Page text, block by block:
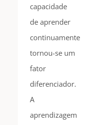
capacidade
de aprender
continuamente
tornou-se um
fator
diferenciador.
A
aprendizagem